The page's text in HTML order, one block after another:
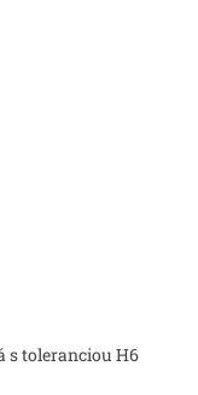
s toleranciou H6